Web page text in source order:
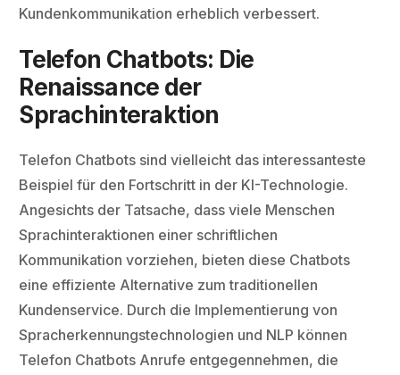
Kundenkommunikation erheblich verbessert.
Telefon Chatbots: Die
Renaissance der
Sprachinteraktion
Telefon Chatbots sind vielleicht das interessanteste
Beispiel für den Fortschritt in der KI-Technologie.
Angesichts der Tatsache, dass viele Menschen
Sprachinteraktionen einer schriftlichen
Kommunikation vorziehen, bieten diese Chatbots
eine effiziente Alternative zum traditionellen
Kundenservice. Durch die Implementierung von
Spracherkennungstechnologien und NLP können
Telefon Chatbots Anrufe entgegennehmen, die